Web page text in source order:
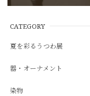
CATEGORY
夏を彩るうつわ展
器・オーナメント
染物